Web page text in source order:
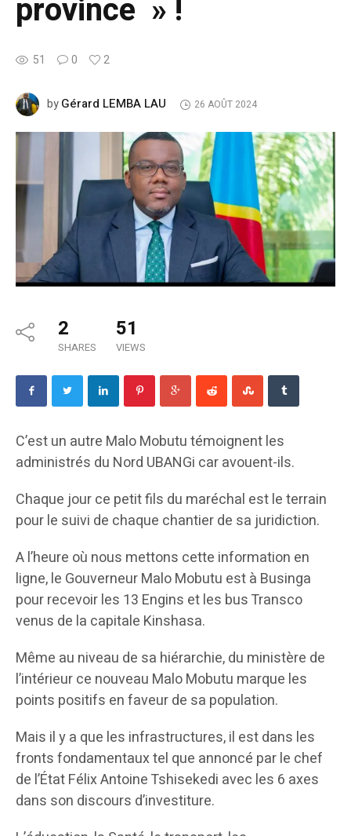
province » !
51 0 2
byGérard LEMBA LAU 26 AOÛT 2024
2
SHARES
51
VIEWS
C’est un autre Malo Mobutu témoignent les
administrés du Nord UBANGi car avouent-ils.
Chaque jour ce petit fils du maréchal est le terrain
pour le suivi de chaque chantier de sa juridiction.
A l’heure où nous mettons cette information en
ligne, le Gouverneur Malo Mobutu est à Businga
pour recevoir les 13 Engins et les bus Transco
venus de la capitale Kinshasa.
Même au niveau de sa hiérarchie, du ministère de
l’intérieur ce nouveau Malo Mobutu marque les
points positifs en faveur de sa population.
Mais il y a que les infrastructures, il est dans les
fronts fondamentaux tel que annoncé par le chef
de l’État Félix Antoine Tshisekedi avec les 6 axes
dans son discours d’investiture.